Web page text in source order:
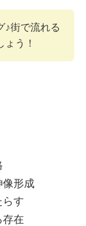
♪街で流れる
う！
像形成
らす
存在